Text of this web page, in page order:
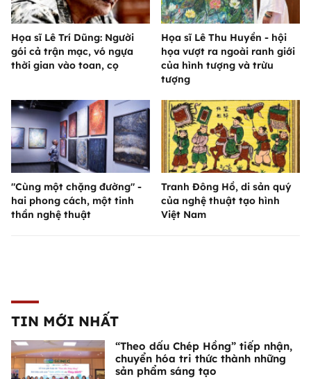
Họa sĩ Lê Trí Dũng: Người
gói cả trận mạc, vó ngựa
thời gian vào toan, cọ
Họa sĩ Lê Thu Huyền - hội
họa vượt ra ngoài ranh giới
của hình tượng và trừu
tượng
"Cùng một chặng đường" -
hai phong cách, một tinh
thần nghệ thuật
Tranh Đông Hồ, di sản quý
của nghệ thuật tạo hình
Việt Nam
TIN MỚI NHẤT
“Theo dấu Chép Hồng” tiếp nhận,
chuyển hóa tri thức thành những
sản phẩm sáng tạo